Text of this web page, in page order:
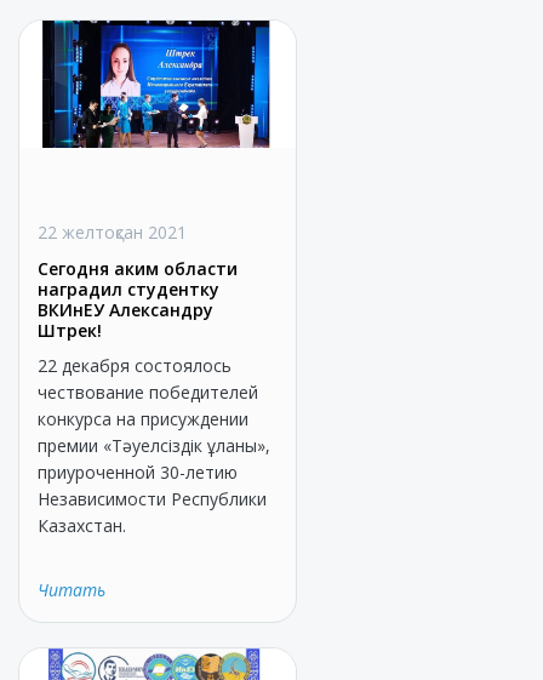
22 желтоқсан 2021
Сегодня аким области
наградил студентку
ВКИнЕУ Александру
Штрек!
22 декабря состоялось
чествование победителей
конкурса на присуждении
премии «Тәуелсіздік ұланы»,
приуроченной 30-летию
Независимости Республики
Казахстан.
Читать